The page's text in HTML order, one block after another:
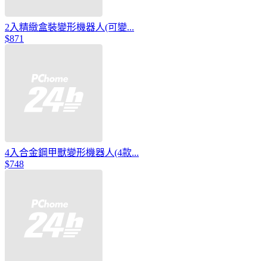
2入精緻盒裝變形機器人(可變...
$871
4入合金鋼甲獸變形機器人(4款...
$748